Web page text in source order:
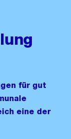
für gut
eine der